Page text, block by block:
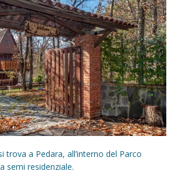
trova a Pedara, all’interno del Parco
semi residenziale.